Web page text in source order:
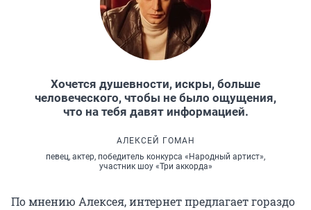
Хочется душевности, искры, больше
человеческого, чтобы не было ощущения,
что на тебя давят информацией.
АЛЕКСЕЙ ГОМАН
певец, актер, победитель конкурса «Народный артист»,
участник шоу «Три аккорда»
По мнению Алексея, интернет предлагает гораздо